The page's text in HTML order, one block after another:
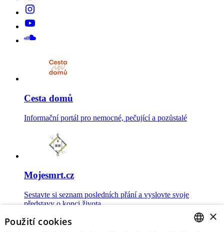
Cesta domů
Informační portál pro nemocné, pečující a pozůstalé
Mojesmrt.cz
Sestavte si seznam posledních přání a vyslovte svoje
představy o konci života
×
Použití cookies